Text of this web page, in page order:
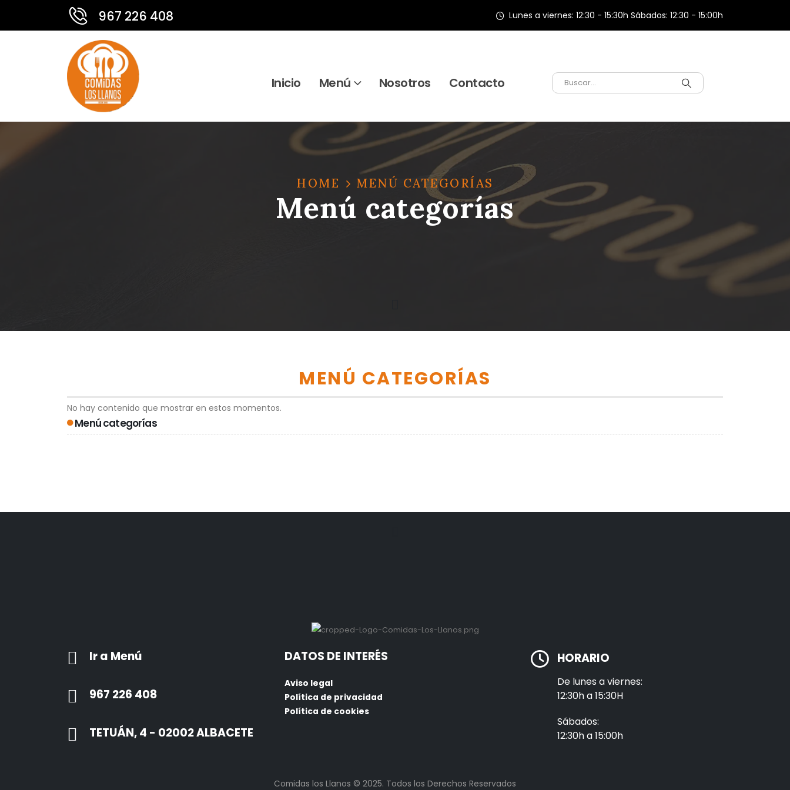
967 226 408 Lunes a viernes: 12:30 - 15:30h Sábados: 12:30 - 15:00h
Inicio Menú Nosotros Contacto
HOME MENÚ CATEGORÍAS
Menú categorías
MENÚ CATEGORÍAS
No hay contenido que mostrar en estos momentos.
Menú categorías
Ir a Menú
967 226 408
TETUÁN, 4 - 02002 ALBACETE
DATOS DE INTERÉS
Aviso legal
Política de privacidad
Política de cookies
HORARIO
De lunes a viernes:
12:30h a 15:30H
Sábados:
12:30h a 15:00h
Comidas los Llanos © 2025. Todos los Derechos Reservados